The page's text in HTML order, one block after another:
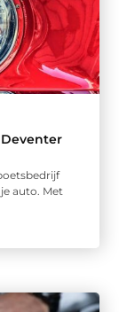
auto. Met